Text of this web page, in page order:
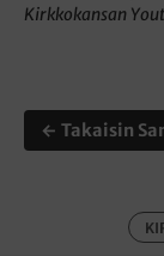
Kirkkokansan
← Takaisin